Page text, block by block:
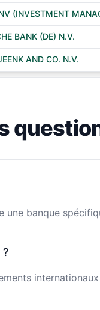
(INVESTMENT
BANK (DE) N.V.
AND CO. N.V.
une banque